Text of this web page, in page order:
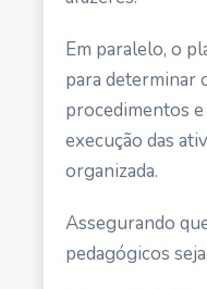
Em paralelo, o
para determinar
procedimentos e
execução das
organizada.
Assegurando
pedagógicos